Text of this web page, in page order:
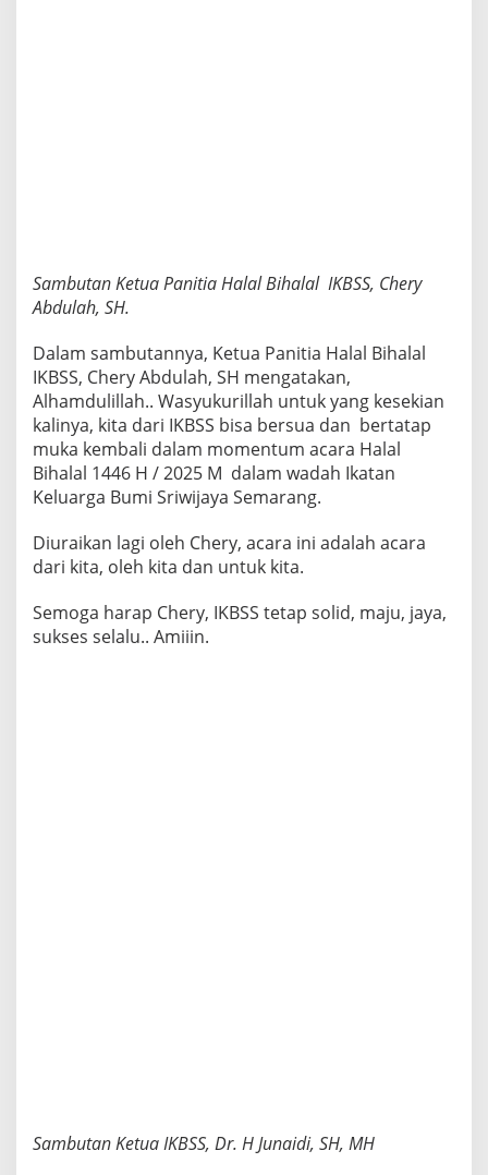
Sambutan Ketua Panitia Halal Bihalal IKBSS, Chery
Abdulah, SH.
Dalam sambutannya, Ketua Panitia Halal Bihalal
IKBSS, Chery Abdulah, SH mengatakan,
Alhamdulillah.. Wasyukurillah untuk yang kesekian
kalinya, kita dari IKBSS bisa bersua dan bertatap
muka kembali dalam momentum acara Halal
Bihalal 1446 H / 2025 M dalam wadah Ikatan
Keluarga Bumi Sriwijaya Semarang.
Diuraikan lagi oleh Chery, acara ini adalah acara
dari kita, oleh kita dan untuk kita.
Semoga harap Chery, IKBSS tetap solid, maju, jaya,
sukses selalu.. Amiiin.
Sambutan Ketua IKBSS, Dr. H Junaidi, SH, MH